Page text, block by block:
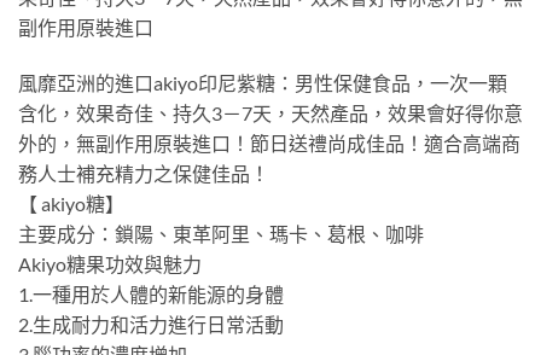
副作用原裝進口
風靡亞洲的進口akiyo印尼紫糖：男性保健食品，一次一顆
含化，效果奇佳、持久3－7天，天然產品，效果會好得你意
外的，無副作用原裝進口！節日送禮尚成佳品！適合高端商
務人士補充精力之保健佳品！
【 akiyo糖】
主要成分：鎖陽、東革阿里、瑪卡、葛根、咖啡
Akiyo糖果功效與魅力
1.一種用於人體的新能源的身體
2.生成耐力和活力進行日常活動